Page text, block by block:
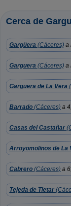
Cerca de
Gargüera (Cáceres) a
Garguera (Cáceres) a
Gargüera de La Vera
Barrado (Cáceres) a
Casas del Castañar
Arroyomolinos de La
Cabrero (Cáceres) a
Tejeda de Tietar